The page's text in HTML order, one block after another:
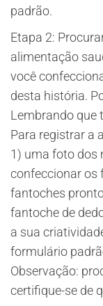
padrão.
Etapa 2:
alimentação
você
desta história.
Lembrando que
Para registrar a
1) uma foto dos
confeccionar os
fantoches
fantoche de
a sua
formulário
Observação:
certifique-se de